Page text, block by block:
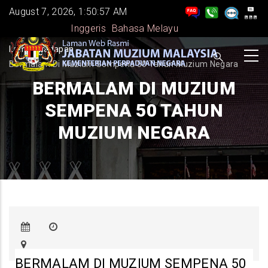
Skip
main
content
August 7, 2026, 1:50:57 AM
Inggeris
Bahasa Melayu
BREADCRUMB
Laman Hadapan -
Bermalam Di Muzium Sempena 50 Tahun Muzium Negara
BERMALAM DI MUZIUM
SEMPENA 50 TAHUN
MUZIUM NEGARA
BERMALAM DI MUZIUM SEMPENA 50